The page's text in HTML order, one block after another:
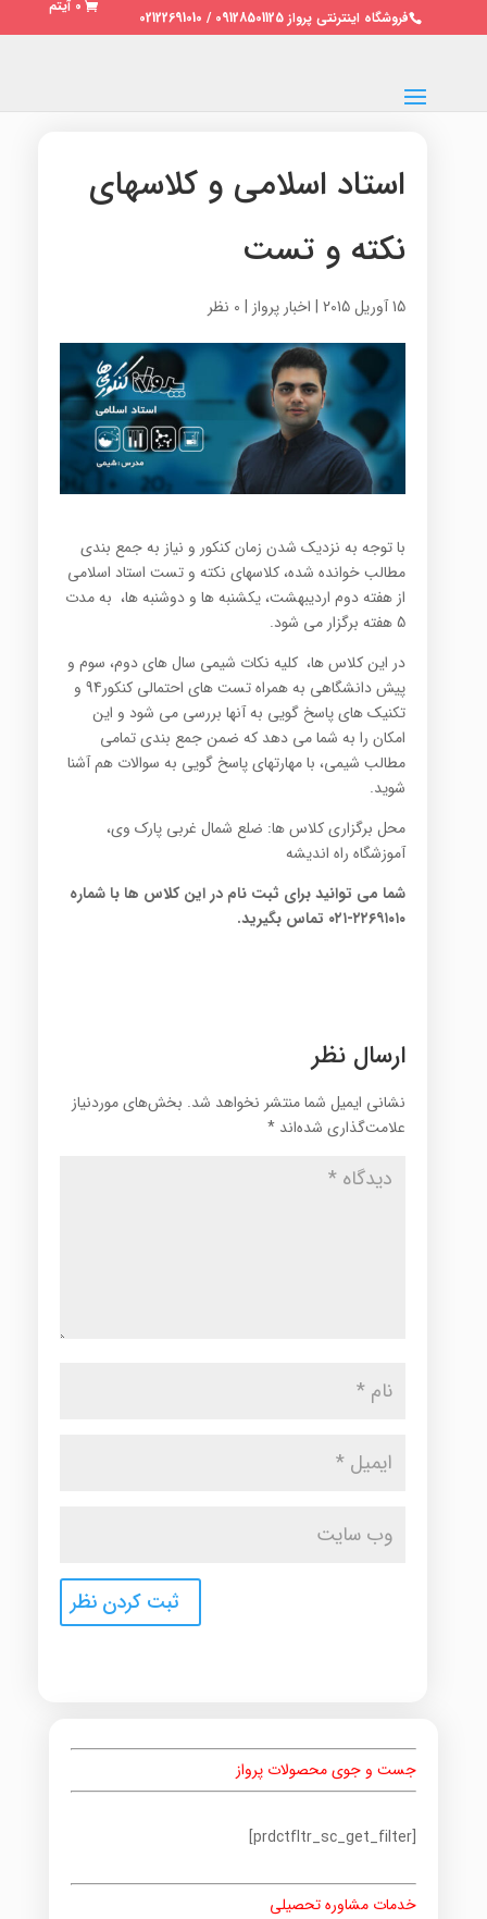
فروشگاه اینترنتی پرواز 09128501125 / 02122691010
0 آیتم
استاد اسلامی و کلاسهای
نکته و تست
15 آوریل 2015 | اخبار پرواز | 0 نظر
با توجه به نزدیک شدن زمان کنکور و نیاز به جمع بندی
مطالب خوانده شده، کلاسهای نکته و تست استاد اسلامی
از هفته دوم اردیبهشت، یکشنبه ها و دوشنبه ها، به مدت
5 هفته برگزار می شود.
در این کلاس ها، کلیه نکات شیمی سال های دوم، سوم و
پیش دانشگاهی به همراه تست های احتمالی کنکور94 و
تکنیک های پاسخ گویی به آنها بررسی می شود و این
امکان را به شما می دهد که ضمن جمع بندی تمامی
مطالب شیمی، با مهارتهای پاسخ گویی به سوالات هم آشنا
شوید.
محل برگزاری کلاس ها: ضلع شمال غربی پارک وی،
آموزشگاه راه اندیشه
شما می توانید برای ثبت نام در این کلاس ها با شماره
۲۲۶۹۱۰۱۰-۰۲۱ تماس بگیرید.
ارسال نظر
نشانی ایمیل شما منتشر نخواهد شد. بخش‌های موردنیاز
علامت‌گذاری شده‌اند *
جست و جوی محصولات پرواز
[prdctfltr_sc_get_filter]
خدمات مشاوره تحصیلی